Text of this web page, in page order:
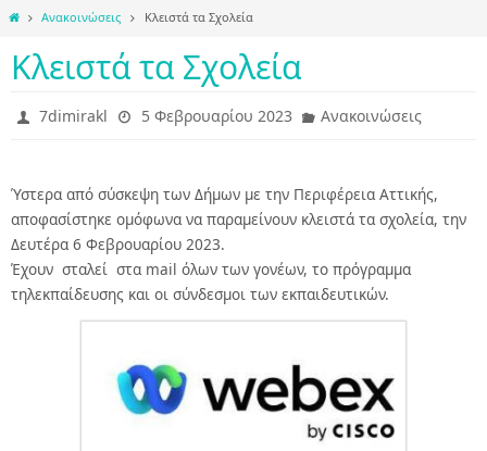
HomeΑνακοινώσεις Κλειστά τα Σχολεία
Κλειστά τα Σχολεία
7dimirakl 5 Φεβρουαρίου 2023 Ανακοινώσεις
Ύστερα από σύσκεψη των Δήμων με την Περιφέρεια Αττικής,
αποφασίστηκε ομόφωνα να παραμείνουν κλειστά τα σχολεία, την
Δευτέρα 6 Φεβρουαρίου 2023.
Έχουν σταλεί στα mail όλων των γονέων, το πρόγραμμα
τηλεκπαίδευσης και οι σύνδεσμοι των εκπαιδευτικών.